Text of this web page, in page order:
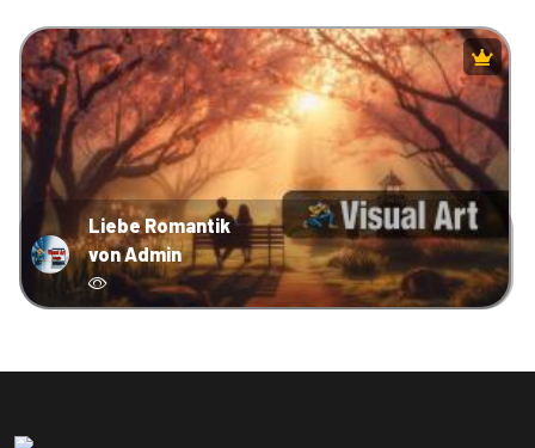
Liebe Romantik
von Admin